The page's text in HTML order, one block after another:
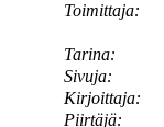
Toimittaja:
Tarina:
Sivuja:
Kirjoittaja:
Piirtäjä: